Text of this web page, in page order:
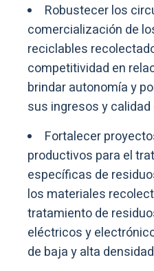
Robustecer los
comercialización de
reciclables
competitividad en
brindar autonomía y
sus ingresos y calidad
Fortalecer
productivos para el
específicas de
los materiales
tratamiento de
eléctricos y
de baja y alta